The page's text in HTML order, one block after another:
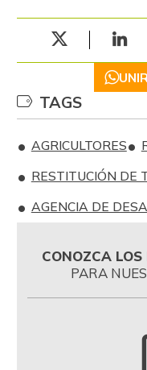
TAGS
AGRICULTORES
RESTITUCIÓN DE
AGENCIA DE
CONOZCA LOS
PARA